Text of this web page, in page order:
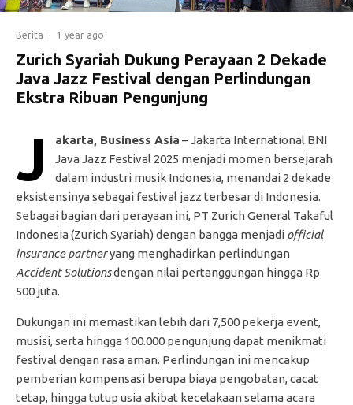
Berita · 1 year ago
Zurich Syariah Dukung Perayaan 2 Dekade
Java Jazz Festival dengan Perlindungan
Ekstra Ribuan Pengunjung
J akarta, Business Asia – Jakarta International BNI
Java Jazz Festival 2025 menjadi momen bersejarah
dalam industri musik Indonesia, menandai 2 dekade
eksistensinya sebagai festival jazz terbesar di Indonesia.
Sebagai bagian dari perayaan ini, PT Zurich General Takaful
Indonesia (Zurich Syariah) dengan bangga menjadi official
insurance partneryang menghadirkan perlindungan
Accident Solutionsdengan nilai pertanggungan hingga Rp
500 juta.
Dukungan ini memastikan lebih dari 7,500 pekerja event,
musisi, serta hingga 100.000 pengunjung dapat menikmati
festival dengan rasa aman. Perlindungan ini mencakup
pemberian kompensasi berupa biaya pengobatan, cacat
tetap, hingga tutup usia akibat kecelakaan selama acara